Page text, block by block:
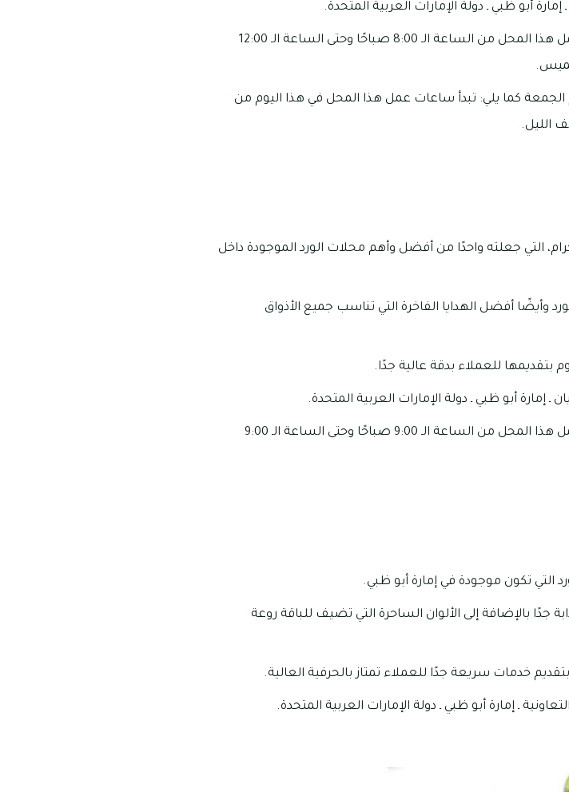
مواعيد العمل الخاصة بهذا المحل: تبدأ ساعات عمل هذا المحل من الساعة الـ 8:00 صباحًا وحتى الساعة الـ 12:00
الجمعة كما يلي: تبدأ ساعات عمل هذا المحل في هذا اليوم من
التي جعلته واحدًا من أفضل وأهم محلات الورد الموجودة داخل
وأيضًا أفضل الهدايا الفاخرة التي تناسب جميع الأذواق
بتقديمها للعملاء بدقة عالية جدًا.
مواعيد العمل الخاصة بهذا المحل: تبدأ ساعات عمل هذا المحل من الساعة الـ 9:00 صباحًا وحتى الساعة الـ 9:00
التي تكون موجودة في إمارة أبو ظبي.
جدًا بالإضافة إلى الألوان الساحرة التي تضيف للباقة روعة
خدمات سريعة جدًا للعملاء تمتاز بالحرفية العالية.
ـ إمارة أبو ظبي ـ دولة الإمارات العربية المتحدة.